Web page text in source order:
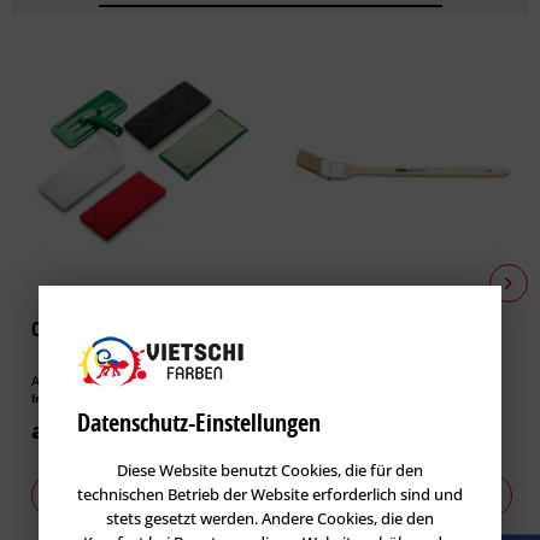
Osmo Superpad
Artikel-Nr.: OSO-100599
Inhalt
ab 2,80 € *
Zu den Varianten
ab 4,18 € *
Zu den Varianten
Datenschutz-Einstellungen
Diese Website benutzt Cookies, die für den
technischen Betrieb der Website erforderlich sind und
stets gesetzt werden. Andere Cookies, die den